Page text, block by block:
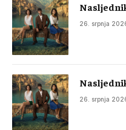
26. srpnja
26. srpnja